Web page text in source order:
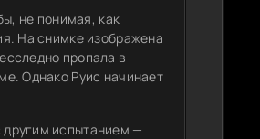
не понимая, как
На снимке изображена
пропала в
Однако Руис начинает
другим испытанием —